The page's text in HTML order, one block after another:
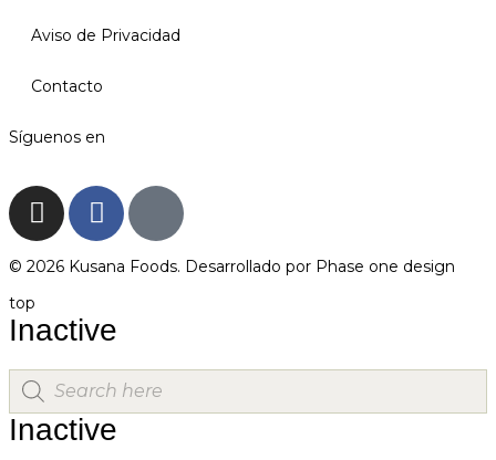
Aviso de Privacidad
Contacto
Síguenos en
© 2026 Kusana Foods. Desarrollado por Phase one design
top
Inactive
Inactive